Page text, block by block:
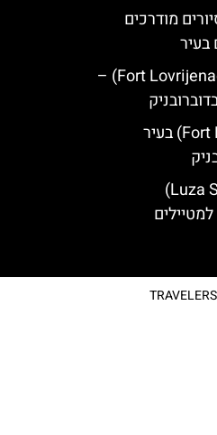
מודרכים
בעיר
מבצר לוברינאץ' (Fort Lovrijenac) –
מבצר בוקר (Fort Bokar) בעיר
כיכר לוז'ה (Luza Square)